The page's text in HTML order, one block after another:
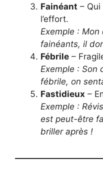
Fainéant –
l’effort.
Exemple :
fainéants, il
Fébrile –
Exemple : Son
fébrile, on
Fastidieux –
Exemple :
est peut-être
briller après !